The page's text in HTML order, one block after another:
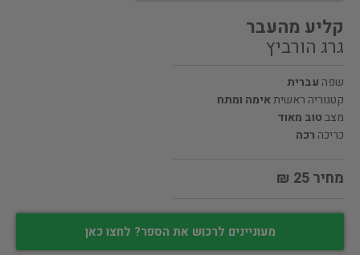
קליע מהעבר
גרג הורביץ
שפה עברית
קטגוריה ראשיתאימה ומתח
מצבטוב מאוד
כריכה רכה
מחיר 25 ₪
מעוניינים לרכוש את הספר? לחצו כאן